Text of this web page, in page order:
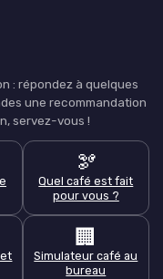
: répondez à quelques
une recommandation
servez-vous !
🫘
Quel café est fait
pour vous ?
🏢
Simulateur café au
bureau